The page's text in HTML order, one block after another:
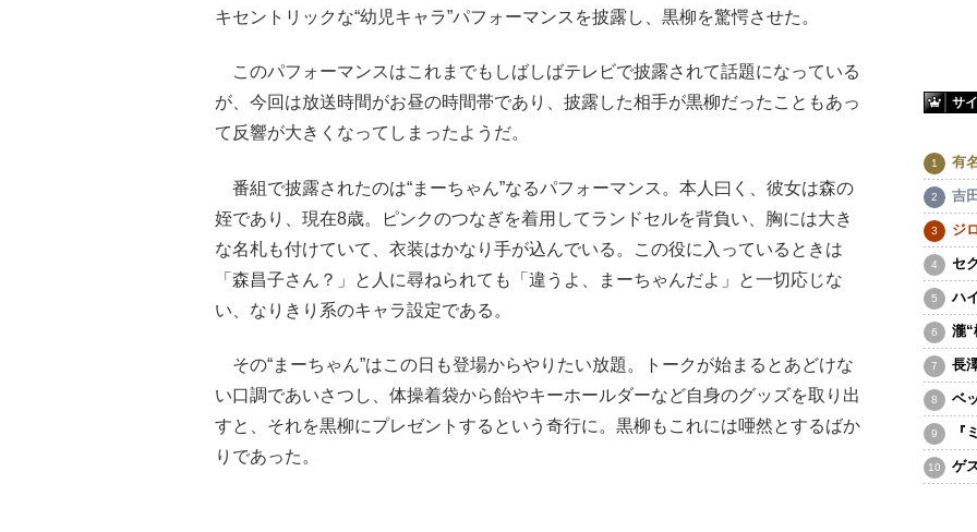
キセントリックな“幼児キャラ”パフォーマンスを披露し、黒柳を驚愕させた。
このパフォーマンスはこれまでもしばしばテレビで披露されて話題になっている
が、今回は放送時間がお昼の時間帯であり、披露した相手が黒柳だったこともあっ
て反響が大きくなってしまったようだ。
番組で披露されたのは“まーちゃん”なるパフォーマンス。本人曰く、彼女は森の
姪であり、現在8歳。ピンクのつなぎを着用してランドセルを背負い、胸には大き
な名札も付けていて、衣装はかなり手が込んでいる。この役に入っているときは
「森昌子さん？」と人に尋ねられても「違うよ、まーちゃんだよ」と一切応じな
い、なりきり系のキャラ設定である。
その“まーちゃん”はこの日も登場からやりたい放題。トークが始まるとあどけな
い口調であいさつし、体操着袋から飴やキーホールダーなど自身のグッズを取り出
すと、それを黒柳にプレゼントするという奇行に。黒柳もこれには唖然とするばか
りであった。
サ
有
吉
ジ
セ
ハ
瀧“
長
ベ
『
ゲ